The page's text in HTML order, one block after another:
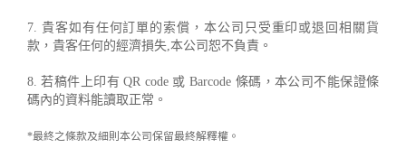
7. 貴客如有任何訂單的索償，本公司只受重印或退回相關貨
款，貴客任何的經濟損失,本公司恕不負責。
8. 若稿件上印有 QR code 或 Barcode 條碼，本公司不能保證條
碼內的資料能讀取正常。
*最終之條款及細則本公司保留最終解釋權。